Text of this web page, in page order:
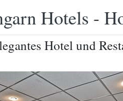
Hotels -
Hotel und